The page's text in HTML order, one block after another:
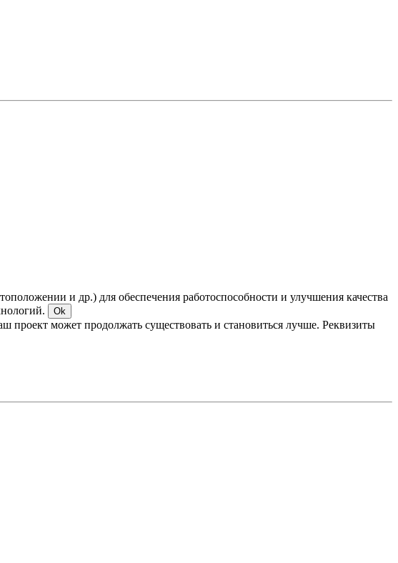
и др.) для обеспечения работоспособности и улучшения качества
Ok
может продолжать существовать и становиться лучше. Реквизиты